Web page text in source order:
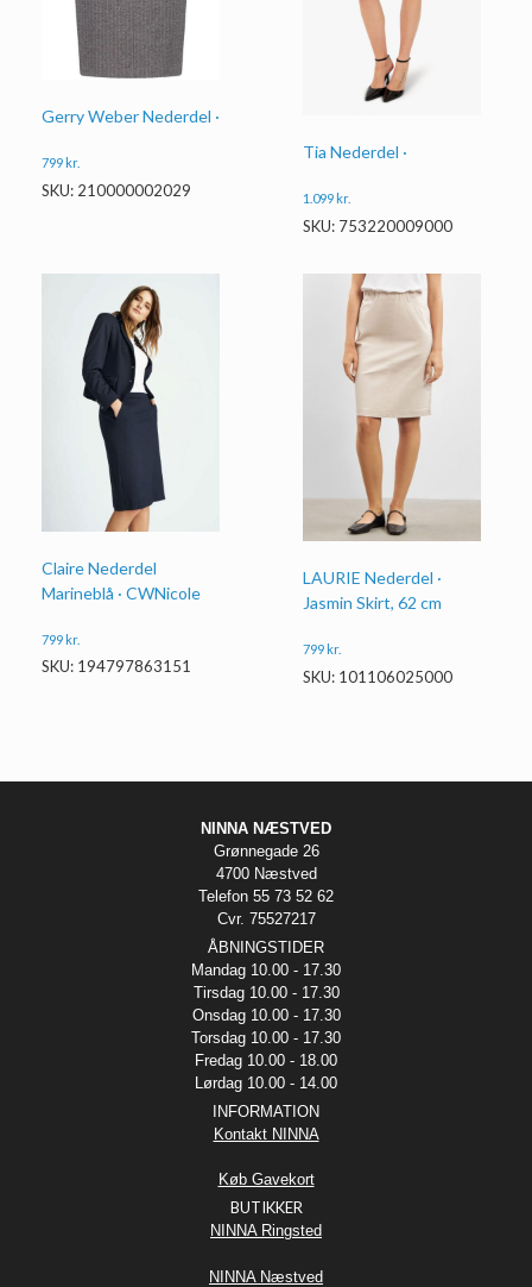
Gerry Weber Nederdel ·
799 kr.
SKU: 210000002029
Tia Nederdel ·
1.099 kr.
SKU: 753220009000
Claire Nederdel
Marineblå · CWNicole
799kr.
SKU: 194797863151
LAURIE Nederdel ·
Jasmin Skirt, 62 cm
799 kr.
SKU: 101106025000
NINNA NÆSTVED
Grønnegade 26
4700 Næstved
Telefon 55 73 52 62
Cvr. 75527217
ÅBNINGSTIDER
Mandag 10.00 - 17.30
Tirsdag 10.00 - 17.30
Onsdag 10.00 - 17.30
Torsdag 10.00 - 17.30
Fredag 10.00 - 18.00
Lørdag 10.00 - 14.00
INFORMATION
Kontakt NINNA
Køb Gavekort
BUTIKKER
NINNA Ringsted
NINNA Næstved